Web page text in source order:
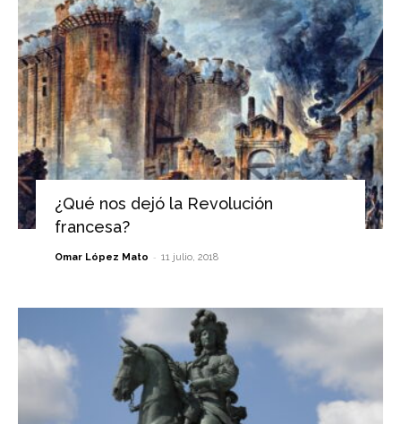
¿Qué nos dejó la Revolución
francesa?
Omar López Mato - 11 julio, 2018